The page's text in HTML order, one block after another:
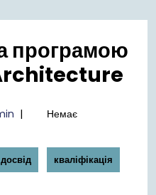
програмою
admin
|
Немає
досвід кваліфікація